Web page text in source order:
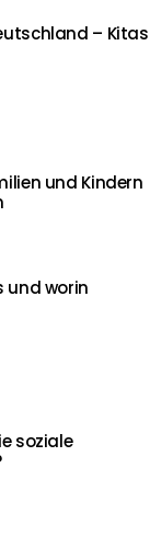
– Kitas
und Kindern
und worin
soziale